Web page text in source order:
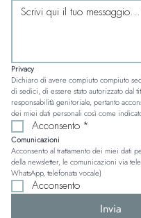
Privacy
Dichiaro di avere compiuto compiuto
di sedici, di essere stato autorizzato dal
responsabilità genitoriale, pertanto
dei miei dati personali così come
Acconsento *
Comunicazioni
Acconsento al trattamento dei miei dati
della newsletter, le comunicazioni via
WhatsApp, telefonata vocale)
Acconsento
Invia